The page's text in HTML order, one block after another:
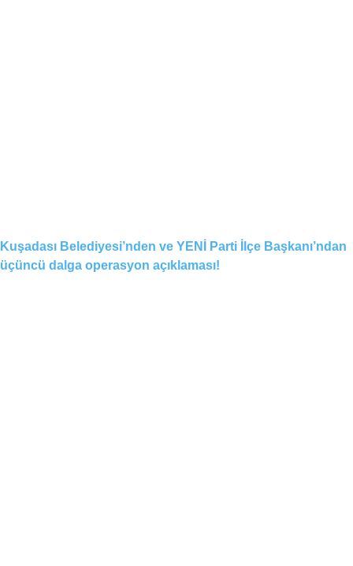
Kuşadası Belediyesi’nden ve YENİ Parti İlçe Başkanı’ndan
üçüncü dalga operasyon açıklaması!